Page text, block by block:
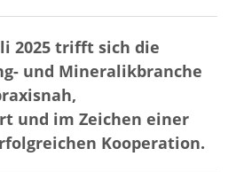
2025 trifft sich die
und Mineralikbranche
und im Zeichen einer
Kooperation.